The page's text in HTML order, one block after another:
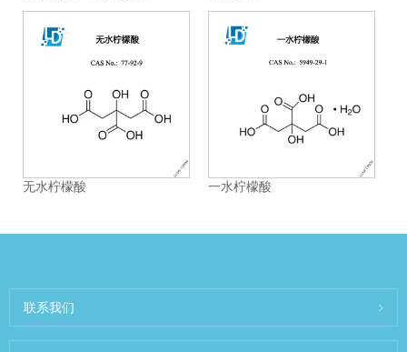
无水柠檬酸 一水柠檬酸
联系我们